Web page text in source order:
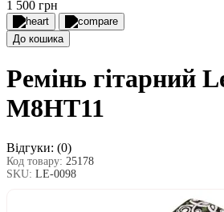
1 500 грн
До кошика
Ремінь гітарний
M8HT11
Відгуки: (0)
Код товару: 25178
SKU: LE-0098